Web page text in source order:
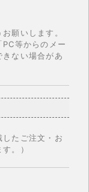
願いします。
等からのメー
ない場合があ
たご注文・お
。）